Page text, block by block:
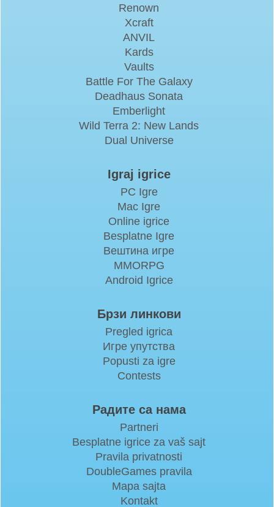
Renown
Xcraft
ANVIL
Kards
Vaults
Battle For The Galaxy
Deadhaus Sonata
Emberlight
Wild Terra 2: New Lands
Dual Universe
Igraj igrice
PC Igre
Mac Igre
Online igrice
Besplatne Igre
Вештина игре
MMORPG
Android Igrice
Брзи линкови
Pregled igrica
Игре упутства
Popusti za igre
Contests
Радите са нама
Partneri
Besplatne igrice za vaš sajt
Pravila privatnosti
DoubleGames pravila
Mapa sajta
Kontakt